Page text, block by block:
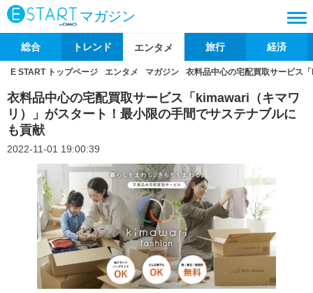
マガジン
総合 トレンド エンタメ 旅行 経済
E START トップページ エンタメ マガジン 衣料品中心の宅配買取サービス
衣料品中心の宅配買取サービス「kimawari（キマワ
リ）」がスタート！最小限の手間でサステナブルに
も貢献
2022-11-01 19:00:39